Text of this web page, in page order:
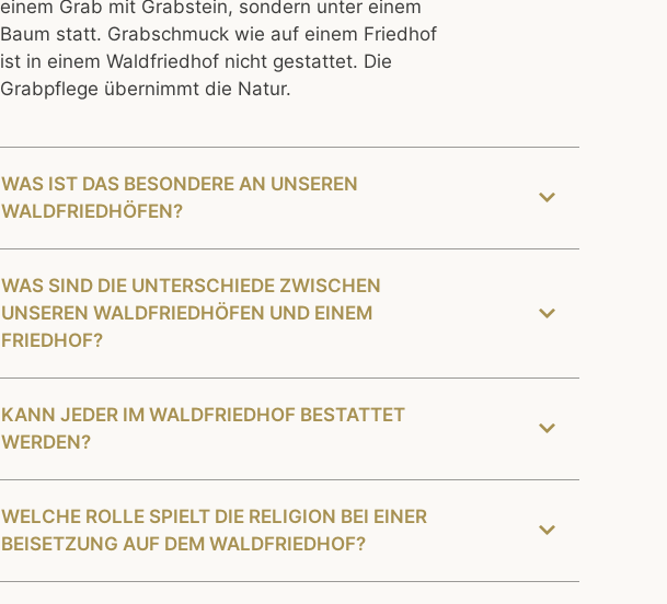
einem Grab mit Grabstein, sondern unter einem
Baum statt. Grabschmuck wie auf einem Friedhof
ist in einem Waldfriedhof nicht gestattet. Die
Grabpflege übernimmt die Natur.
WAS IST DAS BESONDERE AN UNSEREN
WALDFRIEDHÖFEN?
WAS SIND DIE UNTERSCHIEDE ZWISCHEN
UNSEREN WALDFRIEDHÖFEN UND EINEM
FRIEDHOF?
KANN JEDER IM WALDFRIEDHOF BESTATTET
WERDEN?
WELCHE ROLLE SPIELT DIE RELIGION BEI EINER
BEISETZUNG AUF DEM WALDFRIEDHOF?